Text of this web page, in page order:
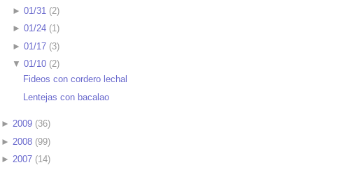
► 01/31 (2)
► 01/24(1)
► 01/17(3)
▼ 01/10(2)
Fideos con cordero lechal
Lentejas con bacalao
► 2009 (36)
► 2008 (99)
► 2007 (14)